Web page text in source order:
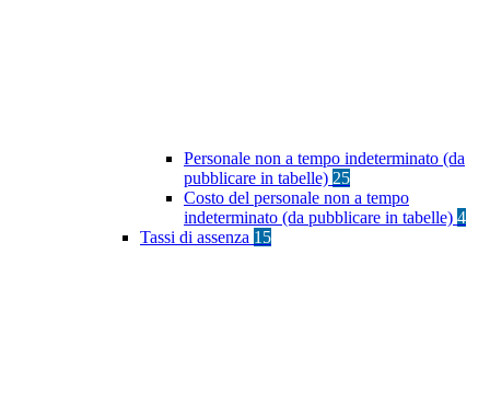
Personale non a tempo indeterminato (da
pubblicare in tabelle) 25
Costo del personale non a tempo
indeterminato (da pubblicare in tabelle) 4
Tassi di assenza 15